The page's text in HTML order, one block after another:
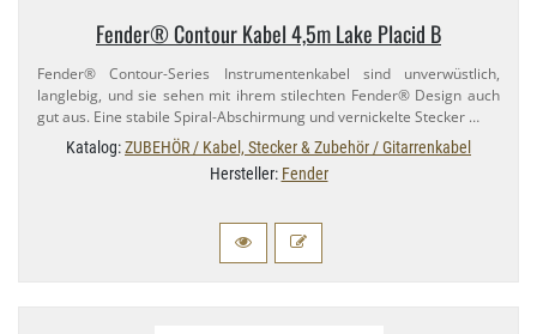
Fender® Contour Kabel 4,​5m Lake Placid B
Fender® Contour-​Series Instrumentenkabel sind unverwüstlich,
langlebig, und sie sehen mit ihrem stilechten Fender® Design auch
gut aus. Eine stabile Spiral-​Abschirmung und vernickelte Stecker …
Katalog:ZUBEHÖR / Kabel, Stecker & Zubehör / Gitarrenkabel
Hersteller: Fender